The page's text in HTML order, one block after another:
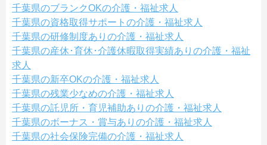
千葉県のブランクOKの介護・福祉求人
千葉県の資格取得サポートの介護・福祉求人
千葉県の研修制度ありの介護・福祉求人
千葉県の産休･育休･介護休暇取得実績ありの介護・福祉
求人
千葉県の新卒OKの介護・福祉求人
千葉県の残業少なめの介護・福祉求人
千葉県の託児所・育児補助ありの介護・福祉求人
千葉県のボーナス・賞与ありの介護・福祉求人
千葉県の社会保険完備の介護・福祉求人